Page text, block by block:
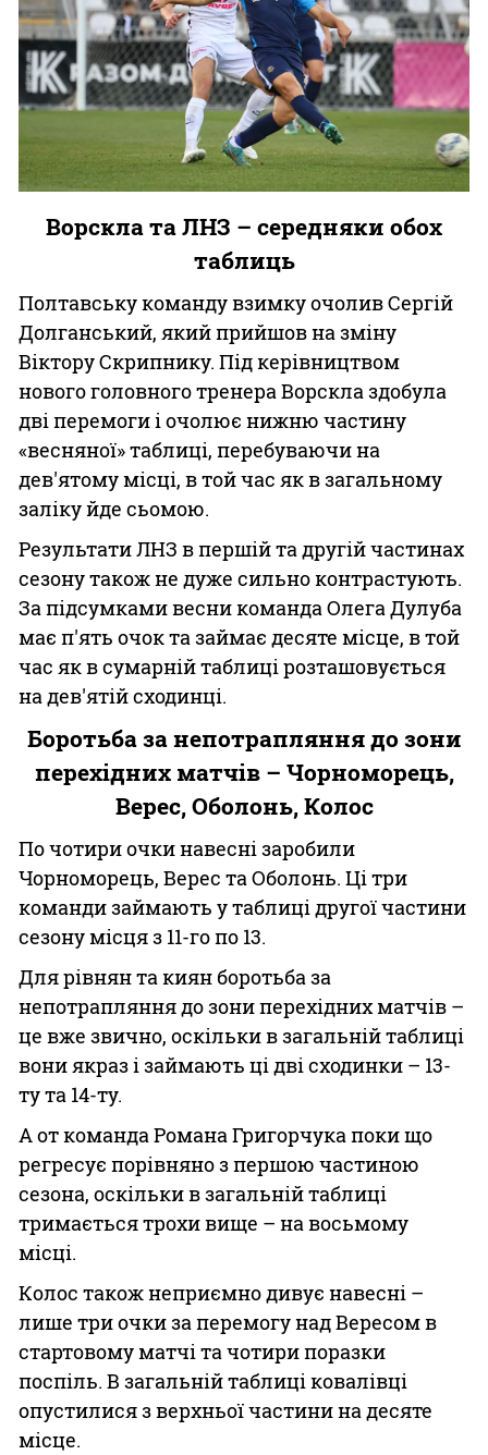
Ворскла та ЛНЗ – середняки обох
таблиць
Полтавську команду взимку очолив Сергій
Долганський, який прийшов на зміну
Віктору Скрипнику. Під керівництвом
нового головного тренера Ворскла здобула
дві перемоги і очолює нижню частину
«весняної» таблиці, перебуваючи на
дев'ятому місці, в той час як в загальному
заліку йде сьомою.
Результати ЛНЗ в першій та другій частинах
сезону також не дуже сильно контрастують.
За підсумками весни команда Олега Дулуба
має п'ять очок та займає десяте місце, в той
час як в сумарній таблиці розташовується
на дев'ятій сходинці.
Боротьба за непотрапляння до зони
перехідних матчів – Чорноморець,
Верес, Оболонь, Колос
По чотири очки навесні заробили
Чорноморець, Верес та Оболонь. Ці три
команди займають у таблиці другої частини
сезону місця з 11-го по 13.
Для рівнян та киян боротьба за
непотрапляння до зони перехідних матчів –
це вже звично, оскільки в загальній таблиці
вони якраз і займають ці дві сходинки – 13-
ту та 14-ту.
А от команда Романа Григорчука поки що
регресує порівняно з першою частиною
сезона, оскільки в загальній таблиці
тримається трохи вище – на восьмому
місці.
Колос також неприємно дивує навесні –
лише три очки за перемогу над Вересом в
стартовому матчі та чотири поразки
поспіль. В загальній таблиці ковалівці
опустилися з верхньої частини на десяте
місце.